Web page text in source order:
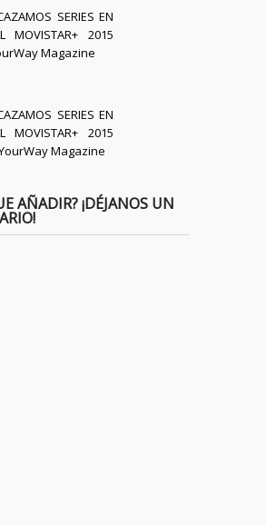
SERIES EN
MOVISTAR+ 2015
Magazine
SERIES EN
MOVISTAR+ 2015
Magazine
AÑADIR? ¡DÉJANOS UN